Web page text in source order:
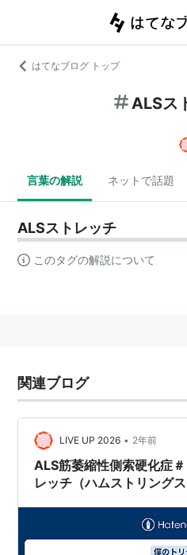
はてなブログ トップ
ALSス
言葉の解説 ネットで話題
ALSストレッチ
このタグの解説について
関連ブログ
LIVE UP 2026 • 2年前
ALS筋萎縮性側索硬化症
レッチ（ハムストリング